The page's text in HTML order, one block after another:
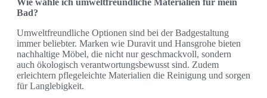
Wie wähle ich umweltfreundliche Materialien für mein
Bad?
Umweltfreundliche Optionen sind bei der Badgestaltung
immer beliebter. Marken wie Duravit und Hansgrohe bieten
nachhaltige Möbel, die nicht nur geschmackvoll, sondern
auch ökologisch verantwortungsbewusst sind. Zudem
erleichtern pflegeleichte Materialien die Reinigung und sorgen
für Langlebigkeit.